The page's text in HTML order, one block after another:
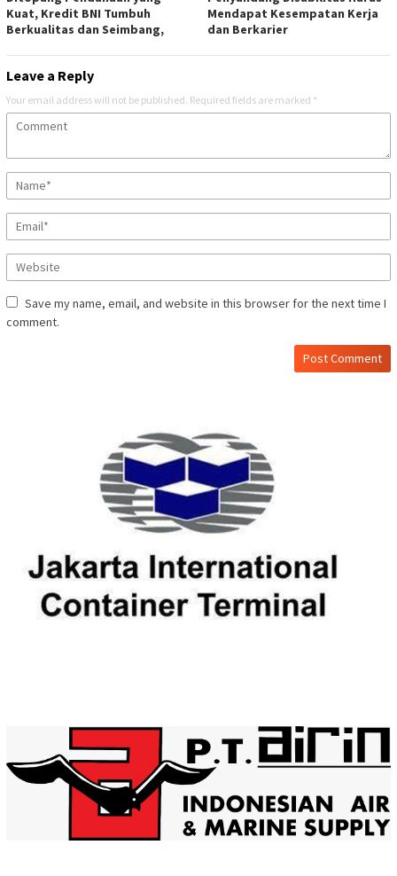
Kuat, Kredit BNI Tumbuh
Berkualitas dan Seimbang,
Mendapat Kesempatan Kerja
dan Berkarier
Leave a Reply
Your email address will not be published. Required fields are marked *
Save my name, email, and website in this browser for the next time I
comment.